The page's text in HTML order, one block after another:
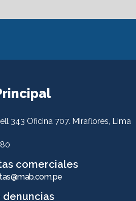
343 Oficina 707. Miraflores, Lima
comerciales
denuncias